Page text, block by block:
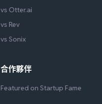
vs Otter.ai
vs Rev
vs Sonix
合作夥伴
Featured on Startup Fame